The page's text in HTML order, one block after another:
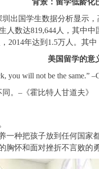
背景：留学低龄化
国学生数据分析显示
人数达819,644人，其中
2014年达到1.5万人。其
美国留学的意
you will not be the same.”
。–《霍比特人甘道夫》
种把孩子放到任何国
怀和面对挫折不言败的